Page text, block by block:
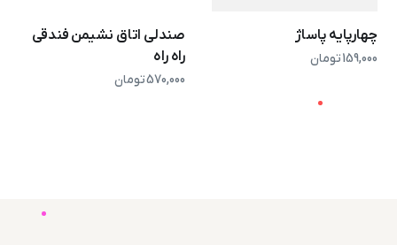
چهارپایه پاساژ
159,000تومان
صندلی اتاق نشیمن فندقی
راه راه
570,000تومان